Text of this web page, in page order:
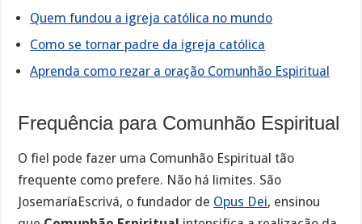
Quem fundou a igreja católica no mundo
Como se tornar padre da igreja católica
Aprenda como rezar a oração Comunhão Espiritual
Frequência para Comunhão Espiritual
O fiel pode fazer uma Comunhão Espiritual tão
frequente como prefere. Não há limites. São
JosemaríaEscrivá, o fundador de Opus Dei, ensinou